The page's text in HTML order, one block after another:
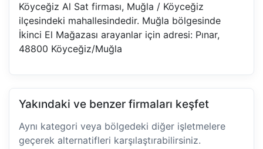
Köyceğiz Al Sat firması, Muğla / Köyceğiz
ilçesindeki mahallesindedir. Muğla bölgesinde
İkinci El Mağazası arayanlar için adresi: Pınar,
48800 Köyceğiz/Muğla
Yakındaki ve benzer firmaları keşfet
Aynı kategori veya bölgedeki diğer işletmelere
geçerek alternatifleri karşılaştırabilirsiniz.